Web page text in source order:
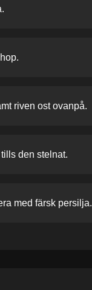
riven ost ovanpå.
den stelnat.
med färsk persilja.